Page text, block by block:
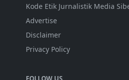
Kode Etik Jurnalistik Media
Advertise
Disclaimer
Privacy Policy